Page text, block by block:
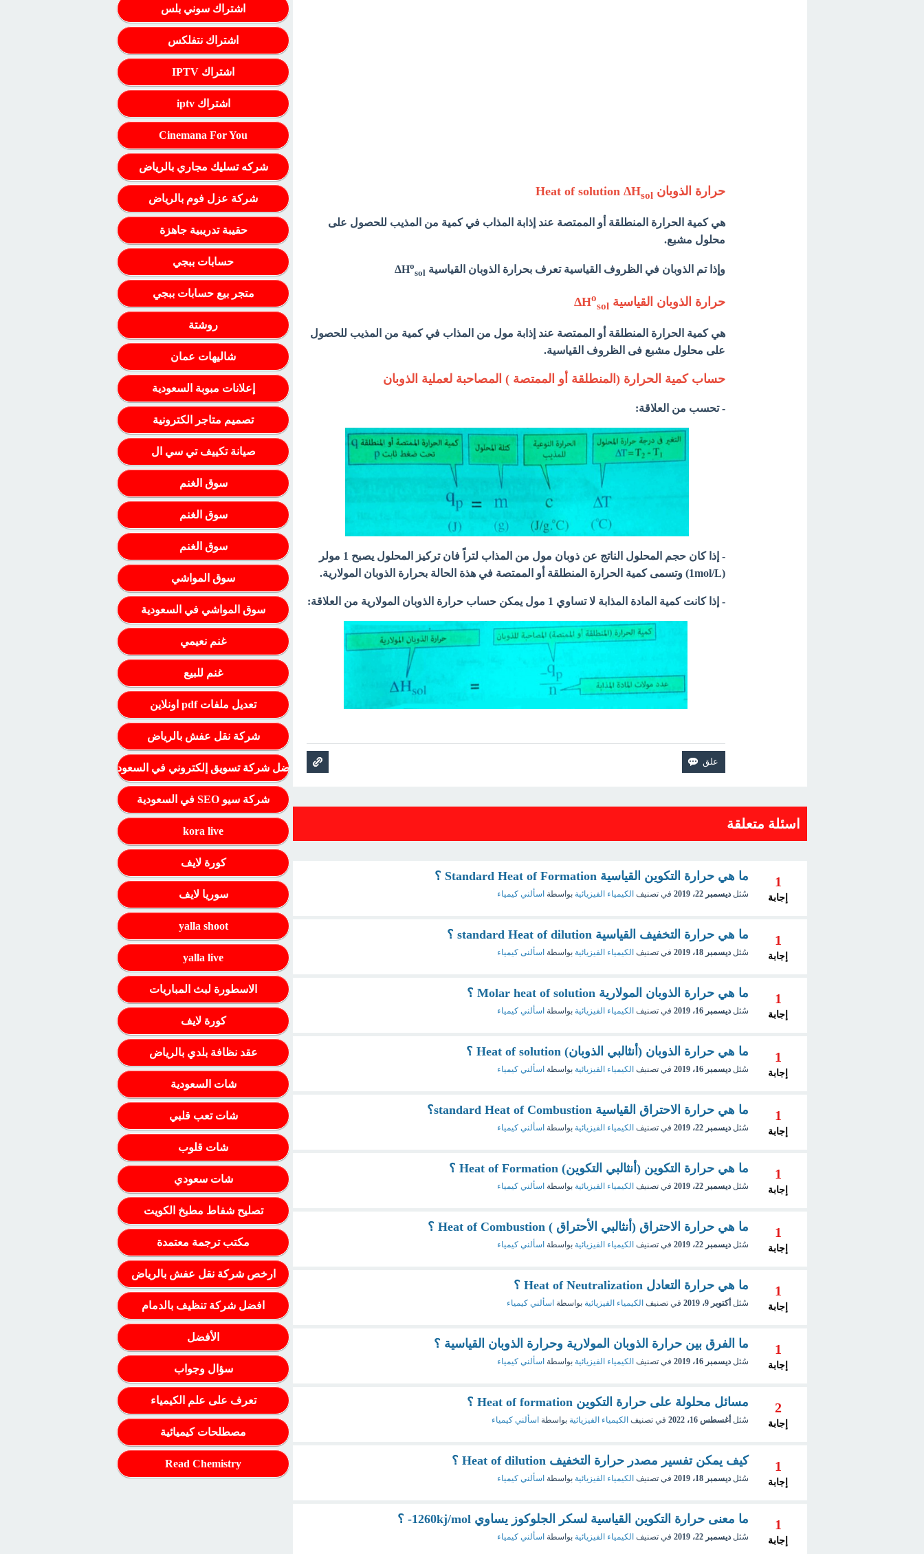
حرارة الذوبان Heat of solution ΔHsol
هي كمية الحرارة المنطلقة أو الممتصة عند إذابة المذاب في كمية من المذيب للحصول على
محلول مشبع.
وإذا تم الذوبان في الظروف القياسية تعرف بحرارة الذوبان القياسية ΔH o
sol
حرارة الذوبان القياسية ΔH o
sol
هي كمية الحرارة المنطلقة أو الممتصة عند إذابة مول من المذاب في كمية من المذيب للحصول
على محلول مشبع فى الظروف القياسية.
حساب كمية الحرارة (المنطلقة أو الممتصة ) المصاحبة لعملية الذوبان
- تحسب من العلاقة:
- إذا كان حجم المحلول الناتج عن ذوبان مول من المذاب لتراً فان تركيز المحلول يصبح 1 مولر
(1mol/L) وتسمى كمية الحرارة المنطلقة أو الممتصة في هذة الحالة بحرارة الذوبان المولارية.
- إذا كانت كمية المادة المذابة لا تساوي 1 مول يمكن حساب حرارة الذوبان المولارية من العلاقة:
اسئلة متعلقة
1
إجابة
ما هي حرارة التكوين القياسية Standard Heat of Formation ؟
سُئل ديسمبر 22، 2019 في تصنيف الكيمياء الفيزيائية بواسطة اسألني كيمياء
1
إجابة
ما هي حرارة التخفيف القياسية standard Heat of dilution ؟
سُئل ديسمبر 18، 2019 في تصنيف الكيمياء الفيزيائية بواسطة اسألنى كيمياء
1
إجابة
ما هي حرارة الذوبان المولارية Molar heat of solution ؟
سُئل ديسمبر 16، 2019 في تصنيف الكيمياء الفيزيائية بواسطة اسألني كيمياء
1
إجابة
ما هي حرارة الذوبان (أنثالبي الذوبان) Heat of solution ؟
سُئل ديسمبر 16، 2019 في تصنيف الكيمياء الفيزيائية بواسطة اسألني كيمياء
1
إجابة
ما هي حرارة الاحتراق القياسية standard Heat of Combustion؟
سُئل ديسمبر 22، 2019 في تصنيف الكيمياء الفيزيائية بواسطة اسألني كيمياء
1
إجابة
ما هي حرارة التكوين (أنثالبي التكوين) Heat of Formation ؟
سُئل ديسمبر 22، 2019 في تصنيف الكيمياء الفيزيائية بواسطة اسألني كيمياء
1
إجابة
ما هي حرارة الاحتراق (أنثالبي الأحتراق ) Heat of Combustion ؟
سُئل ديسمبر 22، 2019 في تصنيف الكيمياء الفيزيائية بواسطة اسألني كيمياء
1
إجابة
ما هي حرارة التعادل Heat of Neutralization ؟
سُئل أكتوبر 9، 2019 في تصنيف الكيمياء الفيزيائية بواسطة اسألني كيمياء
1
إجابة
ما الفرق بين حرارة الذوبان المولارية وحرارة الذوبان القياسية ؟
سُئل ديسمبر 16، 2019 في تصنيف الكيمياء الفيزيائية بواسطة اسألني كيمياء
2
إجابة
مسائل محلولة على حرارة التكوين Heat of formation ؟
سُئل أغسطس 16، 2022 في تصنيف الكيمياء الفيزيائية بواسطة اسألني كيمياء
1
إجابة
كيف يمكن تفسير مصدر حرارة التخفيف Heat of dilution ؟
سُئل ديسمبر 18، 2019 في تصنيف الكيمياء الفيزيائية بواسطة اسألني كيمياء
1
إجابة
ما معنى حرارة التكوين القياسية لسكر الجلوكوز يساوي 1260kj/mol- ؟
سُئل ديسمبر 22، 2019 في تصنيف الكيمياء الفيزيائية بواسطة اسألني كيمياء
اشتراك سوني بلس
اشتراك نتفلكس
اشتراك IPTV
اشتراك iptv
Cinemana For You
شركه تسليك مجاري بالرياض
شركة عزل فوم بالرياض
حقيبة تدريبية جاهزة
حسابات ببجي
متجر بيع حسابات ببجي
روشتة
شاليهات عمان
إعلانات مبوبة السعودية
تصميم متاجر الكترونية
صيانة تكييف تي سي ال
سوق الغنم
سوق الغنم
سوق الغنم
سوق المواشي
سوق المواشي في السعودية
غنم نعيمي
غنم للبيع
تعديل ملفات pdf اونلاين
شركة نقل عفش بالرياض
أفضل شركة تسويق إلكتروني في السعودية
شركة سيو SEO في السعودية
kora live
كورة لايف
سوريا لايف
yalla shoot
yalla live
الاسطورة لبث المباريات
كورة لايف
عقد نظافة بلدي بالرياض
شات السعودية
شات تعب قلبي
شات قلوب
شات سعودي
تصليح شفاط مطبخ الكويت
مكتب ترجمة معتمدة
ارخص شركة نقل عفش بالرياض
افضل شركة تنظيف بالدمام
الأفضل
سؤال وجواب
تعرف على علم الكيمياء
مصطلحات كيميائية
Read Chemistry